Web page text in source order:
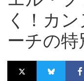
く！カ
ーチの特